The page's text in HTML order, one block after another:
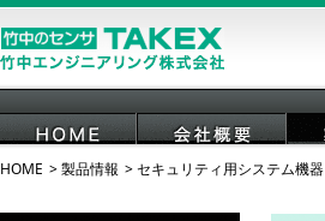
HOME 会社概要
HOME 製品情報 セキュリティ用システム機器